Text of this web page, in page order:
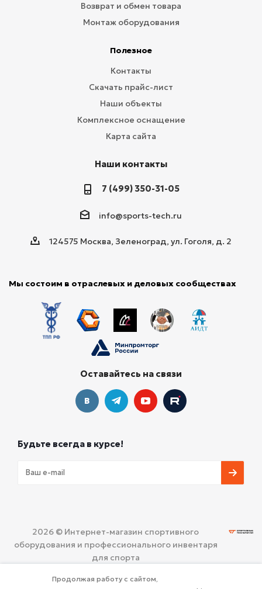
Возврат и обмен товара
Монтаж оборудования
Полезное
Контакты
Скачать прайс-лист
Наши объекты
Комплексное оснащение
Карта сайта
Наши контакты
7 (499) 350-31-05
info@sports-tech.ru
124575 Москва, Зеленоград, ул. Гоголя, д. 2
Мы состоим в отраслевых и деловых сообществах
Оставайтесь на связи
Будьте всегда в курсе!
2026 © Интернет-магазин спортивного
оборудования и профессионального инвентаря
для спорта
конфиденциальности
Продолжая работу с сайтом,